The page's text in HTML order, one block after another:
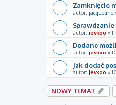
Zamknięcie
autor: jacqueline
Sprawdzanie
autor: jevkoo »
Dodano
autor: jevkoo »
Jak dodać
autor: jevkoo »
NOWY TEMAT